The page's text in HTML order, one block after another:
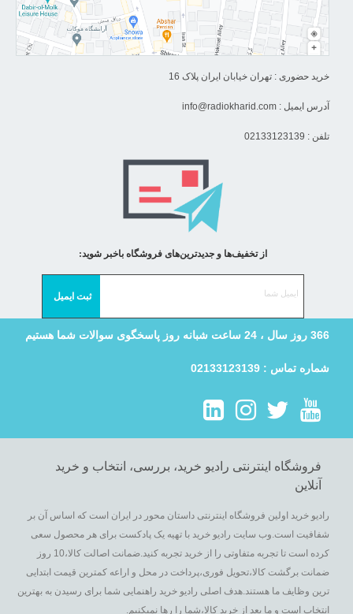
خرید حضوری : تهران خیابان ایران پلاک 16
آدرس ایمیل : info@radiokharid.com
تلفن : 02133123139
366 روز سال ، 24 ساعت شبانه روز پاسخگوی سوالات شما هستیم
شماره تماس : 02133123139
از تخفیف‌ها و جدیدترین‌های فروشگاه باخبر شوید:
فروشگاه اینترنتی رادیو خرید، بررسی، انتخاب و خرید
آنلاین
رادیو خرید اولین فروشگاه اینترنتی داستان محور در ایران است که اساس آن بر
شفافیت است.وب سایت رادیو خرید با تهیه یک پادکست برای هر محصول سعی
کرده است تا تجربه متفاوتی را از خرید تجربه کنید.ضمانت اصالت کالا،10 روز
ضمانت برگشت کالا،تحویل فوری،پرداخت در محل و اراعه کمترین قیمت ابتدایی
ترین وظایف ما هستند.هدف اصلی رادیو خرید راهنمایی شما برای رسیدن به بهترین
انتخاب است و ما بعد از خرید کالا،شما را رها نمیکنیم.